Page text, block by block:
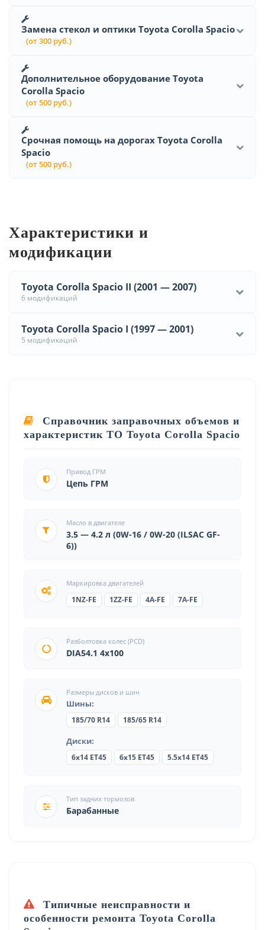
Замена стекол и оптики Toyota Corolla Spacio
(от 300 руб.)
Дополнительное оборудование Toyota
Corolla Spacio
(от 500 руб.)
Срочная помощь на дорогах Toyota Corolla
Spacio
(от 500 руб.)
Характеристики и
модификации
Toyota Corolla Spacio II (2001 — 2007)
6 модификаций
Toyota Corolla Spacio I (1997 — 2001)
5 модификаций
Справочник заправочных объемов и
характеристик ТО Toyota Corolla Spacio
Привод ГРМ
Цепь ГРМ
Масло в двигателе
3.5 — 4.2 л (0W-16 / 0W-20 (ILSAC GF-
6))
Маркировка двигателей
1NZ-FE
1ZZ-FE 4A-FE 7A-FE
Разболтовка колес (PCD)
DIA54.1 4x100
Размеры дисков и шин
Шины:
185/70 R14 185/65 R14
Диски:
6x14 ET45 6x15 ET45 5.5x14 ET45
Тип задних тормозов
Барабанные
Типичные неисправности и
особенности ремонта Toyota Corolla